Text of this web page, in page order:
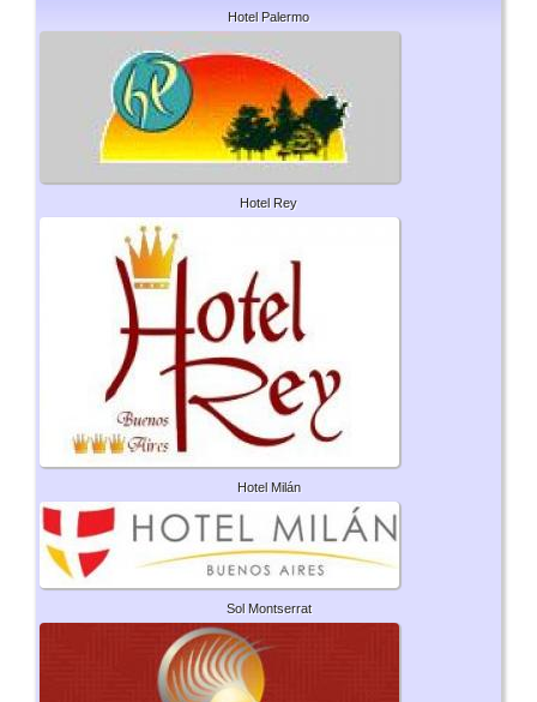
Hotel Palermo
Hotel Rey
Hotel Milán
Sol Montserrat